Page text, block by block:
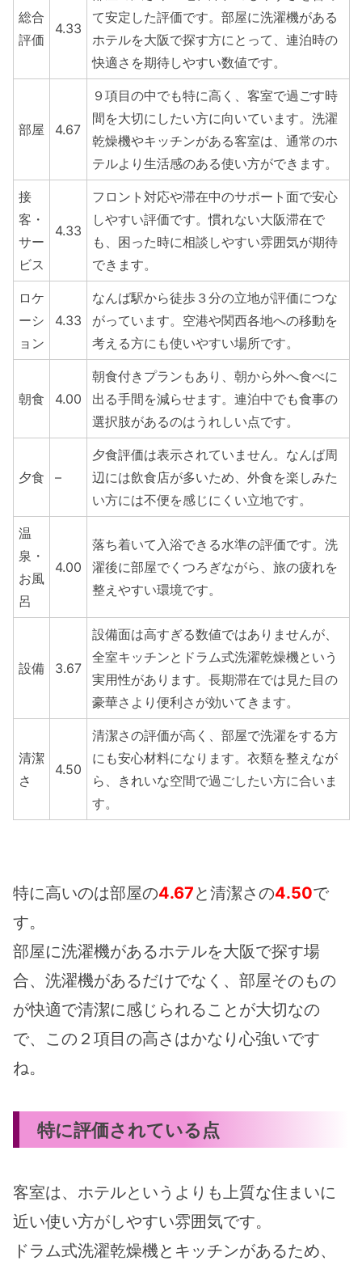
総合
評価
4.33
て安定した評価です。部屋に洗濯機がある
ホテルを大阪で探す方にとって、連泊時の
快適さを期待しやすい数値です。
部屋 4.67
９項目の中でも特に高く、客室で過ごす時
間を大切にしたい方に向いています。洗濯
乾燥機やキッチンがある客室は、通常のホ
テルより生活感のある使い方ができます。
接
客・
サー
ビス
4.33
フロント対応や滞在中のサポート面で安心
しやすい評価です。慣れない大阪滞在で
も、困った時に相談しやすい雰囲気が期待
できます。
ロケ
ーシ
ョン
4.33
なんば駅から徒歩３分の立地が評価につな
がっています。空港や関西各地への移動を
考える方にも使いやすい場所です。
朝食 4.00
朝食付きプランもあり、朝から外へ食べに
出る手間を減らせます。連泊中でも食事の
選択肢があるのはうれしい点です。
夕食 –
夕食評価は表示されていません。なんば周
辺には飲食店が多いため、外食を楽しみた
い方には不便を感じにくい立地です。
温
泉・
お風
呂
4.00
落ち着いて入浴できる水準の評価です。洗
濯後に部屋でくつろぎながら、旅の疲れを
整えやすい環境です。
設備 3.67
設備面は高すぎる数値ではありませんが、
全室キッチンとドラム式洗濯乾燥機という
実用性があります。長期滞在では見た目の
豪華さより便利さが効いてきます。
清潔
さ
4.50
清潔さの評価が高く、部屋で洗濯をする方
にも安心材料になります。衣類を整えなが
ら、きれいな空間で過ごしたい方に合いま
す。
特に高いのは部屋の4.67と清潔さの4.50で
す。
部屋に洗濯機があるホテルを大阪で探す場
合、洗濯機があるだけでなく、部屋そのもの
が快適で清潔に感じられることが大切なの
で、この２項目の高さはかなり心強いです
ね。
特に評価されている点
客室は、ホテルというよりも上質な住まいに
近い使い方がしやすい雰囲気です。
ドラム式洗濯乾燥機とキッチンがあるため、